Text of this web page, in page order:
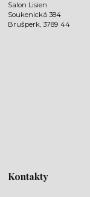
Salon Lisien
Soukenická 384
Brušperk, 3789 44
Kontakty